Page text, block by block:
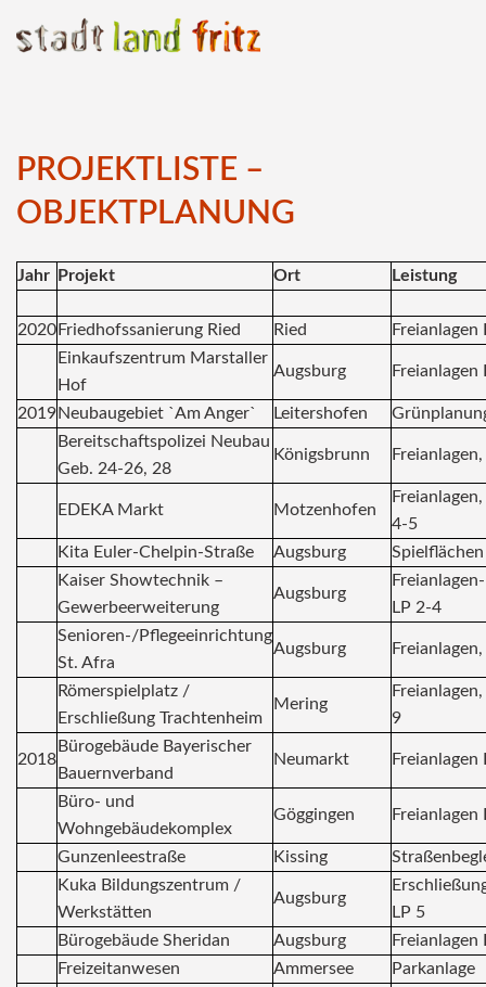
PROJEKTLISTE –
OBJEKTPLANUNG
Jahr Projekt Ort Leistung
2020 Friedhofssanierung Ried Ried
Freianlagen
Einkaufszentrum Marstaller
Hof
Augsburg Freianlagen
2019Neubaugebiet `Am Anger` Leitershofen
Bereitschaftspolizei Neubau
Geb. 24-26, 28
Königsbrunn
EDEKA Markt Motzenhofen
4-5
Kita Euler-Chelpin-Straße
Augsburg
Spielflächen
Kaiser Showtechnik –
Gewerbeerweiterung
Augsburg
LP 2-4
Senioren-/Pflegeeinrichtung
St. Afra
Augsburg
Römerspielplatz /
Erschließung Trachtenheim
Mering
9
2018
Bürogebäude Bayerischer
Bauernverband
Neumarkt Freianlagen
Büro- und
Wohngebäudekomplex
Göggingen Freianlagen
Gunzenleestraße Kissing
Kuka Bildungszentrum /
Werkstätten
Augsburg
LP 5
Bürogebäude Sheridan
Augsburg
Freianlagen
Freizeitanwesen
Ammersee
Parkanlage